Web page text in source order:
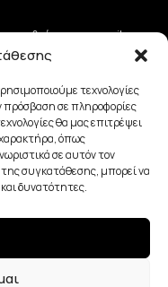
τεχνολογίες
σε πληροφορίες
θα μας επιτρέψει
όπως
σε αυτόν τον
συγκατάθεσης, μπορεί να
δυνατότητες.
απευθείας στο email σας
Κρήτη!
ΕΓΓΡΑΦΗ
απορρήτου.